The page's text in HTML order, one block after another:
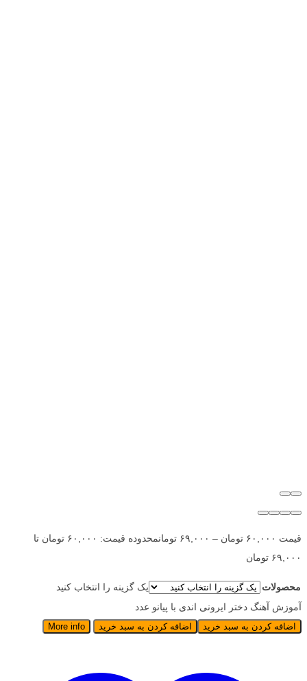
قیمت ۶۰,۰۰۰ تومان – ۶۹,۰۰۰ تومان
محدوده قیمت: ۶۰,۰۰۰ تومان تا
۶۹,۰۰۰ تومان
محصولات
یک گزینه را انتخاب کنید
آموزش آهنگ دختر ایرونی اندی با پیانو عدد
اضافه کردن به سبد خرید اضافه کردن به سبد خرید More info